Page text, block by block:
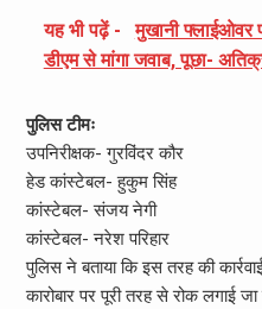
यह भी पढ़ें -
मुखानी फ्लाईओवर
डीएम से मांगा जवाब, पूछा-
पुलिस टीमः
उपनिरीक्षक- गुरविंदर कौर
हेड कांस्टेबल- हुकुम सिंह
कांस्टेबल- संजय नेगी
कांस्टेबल- नरेश परिहार
पुलिस ने बताया कि इस तरह की
कारोबार पर पूरी तरह से रोक लगाई